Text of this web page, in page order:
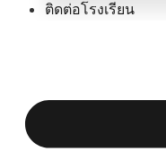
ติดต่อโรงเรียน